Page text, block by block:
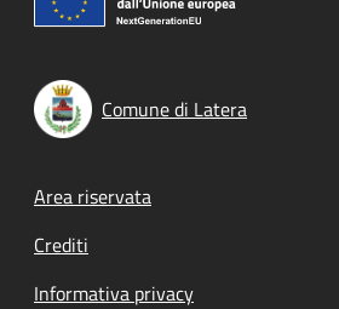
Comune di Latera
Footer menu
Area riservata
Crediti
Informativa privacy